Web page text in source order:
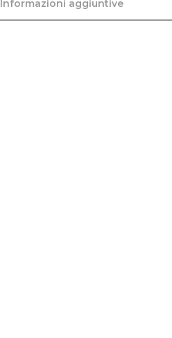
Informazioni aggiuntive